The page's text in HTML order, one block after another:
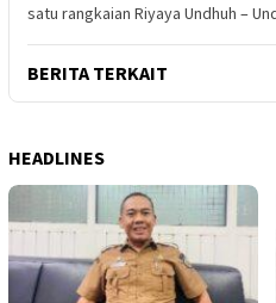
satu rangkaian Riyaya Undhuh –
BERITA TERKAIT
HEADLINES